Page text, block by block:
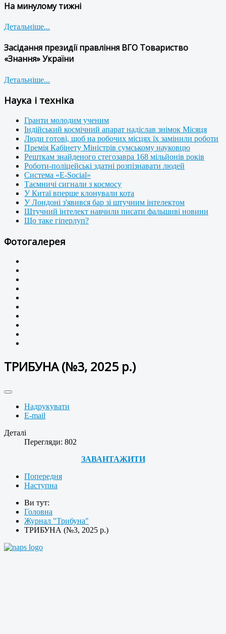
На минулому тижні
Детальніше...
Засідання президії правління ВГО Товариство
«Знання» України
Детальніше...
Наука і техніка
Гранти молодим ученим
Індійський космічний апарат надіслав знімок Місяця
Люди готові, щоб на робочих місцях їх замінили роботи
Премія Кабінету Міністрів сумському науковцю
Решткам знайденого стегозавра 168 мільйонів років
Роботи-поліцейські здатні розпізнавати людей
Система «E-Social»
Таємничі сигнали з космосу
У Китаї вперше клонували кота
У Лондоні з'явився бар зі штучним інтелектом
Штучний інтелект навчили писати фальшиві новини
Що таке гіперлуп?
Фотогалерея
ТРИБУНА (№3, 2025 р.)
Надрукувати
E-mail
Деталі
Перегляди: 802
ЗАВАНТАЖИТИ
Попередня
Наступна
Ви тут:
Головна
Журнал "Трибуна"
ТРИБУНА (№3, 2025 р.)